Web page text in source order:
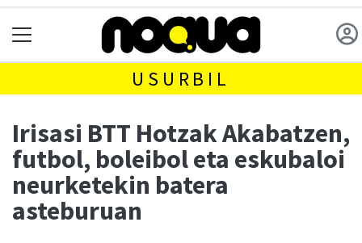
USURBIL
Irisasi BTT Hotzak Akabatzen,
futbol, boleibol eta eskubaloi
neurketekin batera
asteburuan